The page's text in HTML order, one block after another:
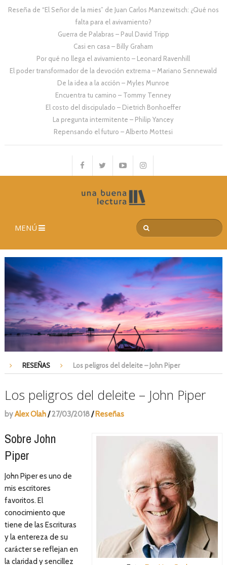
Reseña de “El Señor de la mies” de Juan Carlos Manzewitsch: ¿Qué nos
falta para el avivamiento?
Guerra de Palabras – Paul David Tripp
Casi en casa – Billy Graham
Por qué no llega el avivamiento – Leonard Ravenhill
El poder transformador de la devoción extrema – Mariano Sennewald
De la idea a la acción – Myles Munroe
Encuentra tu camino – Tommy Tenney
El costo del discipulado – Dietrich Bonhoeffer
La pregunta intermitente – Philip Yancey
Repensando el futuro – Alberto Mottesi
MENÚ
RESEÑAS Los peligros del deleite – John Piper
Los peligros del deleite – John Piper
byAlex Olah/27/03/2018/ Reseñas
Sobre John
Piper
John Piper es uno de
mis escritores
favoritos. El
conocimiento que
tiene de las Escrituras
y la entereza de su
carácter se reflejan en
la claridad y sencillez